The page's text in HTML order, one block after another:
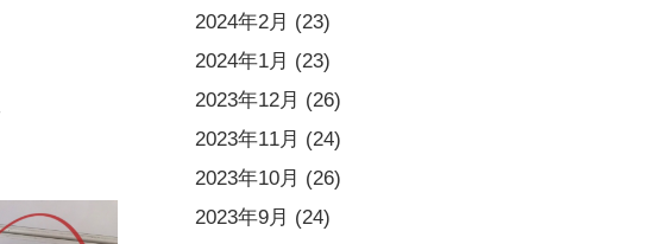
2024年2月 (23)
2024年1月 (23)
2023年12月 (26)
2023年11月 (24)
2023年10月 (26)
2023年9月 (24)